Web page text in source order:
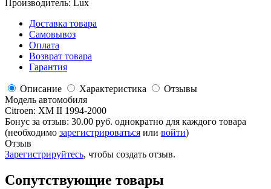
Производитель: Lux
Доставка товара
Самовывоз
Оплата
Возврат товара
Гарантия
Описание Характеристика
Отзывы
Модель автомобиля
Citroen: XM II 1994-2000
Бонус за отзыв: 30.00 руб. однократно для каждого товара
(необходимо зарегистрироваться или войти)
Отзыв
Зарегистрируйтесь, чтобы создать отзыв.
Сопутствующие товары